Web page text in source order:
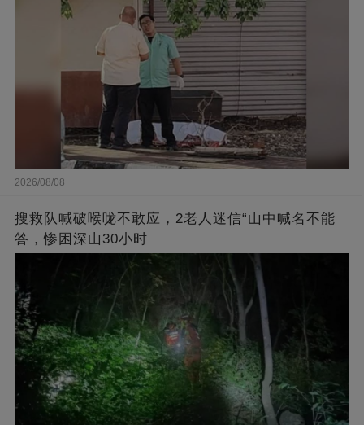
2026/08/08
搜救队喊破喉咙不敢应，2老人迷信“山中喊名不能
答，惨困深山30小时